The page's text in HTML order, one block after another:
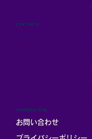
CONTENTS
INFORMATION
お問い合わせ